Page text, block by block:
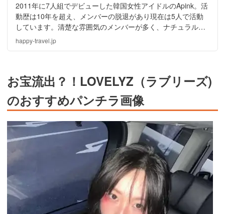
2011年に7人組でデビューした韓国女性アイドルのApink。活
動歴は10年を超え、メンバーの脱退があり現在は5人で活動
しています。清楚な雰囲気のメンバーが多く、ナチュラルな
色気が堪らないですね。ということでApinkの流出情報やお宝
画像や動画を紹介しますね。
happy-travel.jp
お宝流出？！LOVELYZ（ラブリーズ)
のおすすめパンチラ画像